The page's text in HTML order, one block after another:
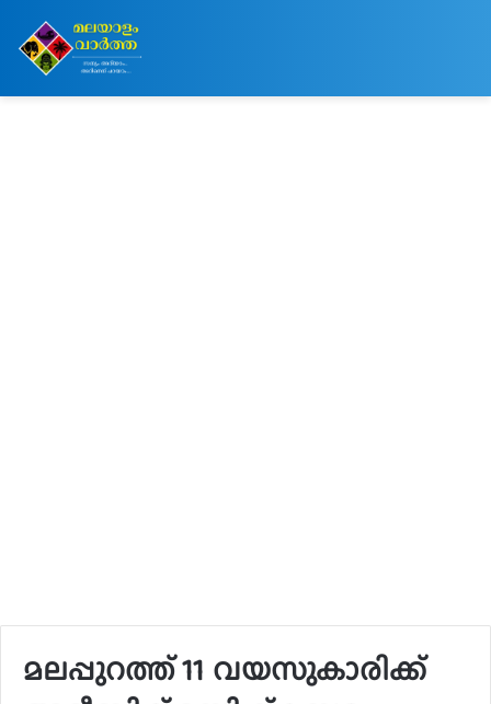
മലപ്പുറത്ത് 11 വയസുകാരിക്ക്